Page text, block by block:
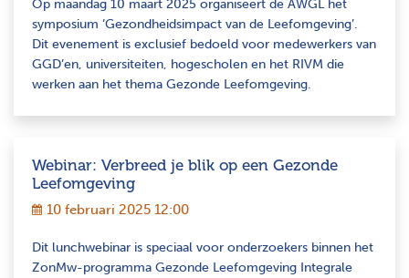
Op maandag 10 maart 2025 organiseert de AWGL het
symposium ‘Gezondheidsimpact van de Leefomgeving’.
Dit evenement is exclusief bedoeld voor medewerkers van
GGD’en, universiteiten, hogescholen en het RIVM die
werken aan het thema Gezonde Leefomgeving.
Webinar: Verbreed je blik op een Gezonde
Leefomgeving
10 februari 2025 12:00
Dit lunchwebinar is speciaal voor onderzoekers binnen het
ZonMw-programma Gezonde Leefomgeving Integrale